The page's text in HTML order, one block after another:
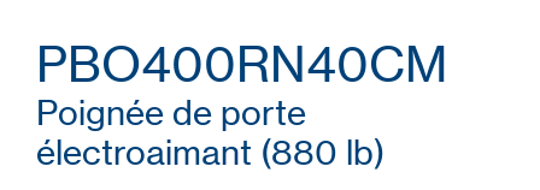
PBO400RN40CM
Poignée de porte
électroaimant (880 lb)